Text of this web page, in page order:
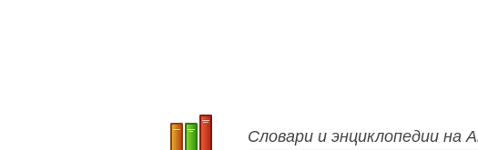
Словари и энциклопедии на